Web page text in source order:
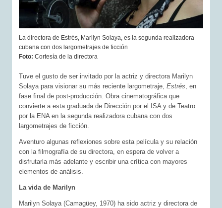
La directora de Estrés, Marilyn Solaya, es la segunda realizadora
cubana con dos largometrajes de ficción
Foto:Cortesía de la directora
Tuve el gusto de ser invitado por la actriz y directora Marilyn
Solaya para visionar su más reciente largometraje,Estrés , en
fase final de post-producción. Obra cinematográfica que
convierte a esta graduada de Dirección por el ISA y de Teatro
por la ENA en la segunda realizadora cubana con dos
largometrajes de ficción.
Aventuro algunas reflexiones sobre esta película y su relación
con la filmografía de su directora, en espera de volver a
disfrutarla más adelante y escribir una crítica con mayores
elementos de análisis.
La vida de Marilyn
Marilyn Solaya (Camagüey, 1970) ha sido actriz y directora de